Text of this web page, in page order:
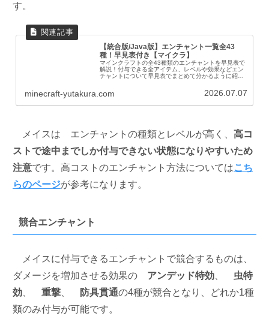
す。
【統合版/Java版】エンチャント一覧全43
種！早見表付き【マイクラ】
マインクラフトの全43種類のエンチャントを早見表で
解説！付与できる全アイテム、レベルや効果などエン
チャントについて早見表でまとめて分かるように紹介
します。エンチャント早見表エンチャントがどのア...
minecraft-yutakura.com 2026.07.07
メイスは エンチャントの種類とレベルが高く、 高コ
ストで途中までしか付与できない状態になりやすいため
注意です。高コストのエンチャント方法についてはこち
らのページが参考になります。
競合エンチャント
メイスに付与できるエンチャントで競合するものは、
ダメージを増加させる効果の
アンデッド特効、
虫特
効、 重撃、 防具貫通の4種が競合となり、どれか1種
類のみ付与が可能です。